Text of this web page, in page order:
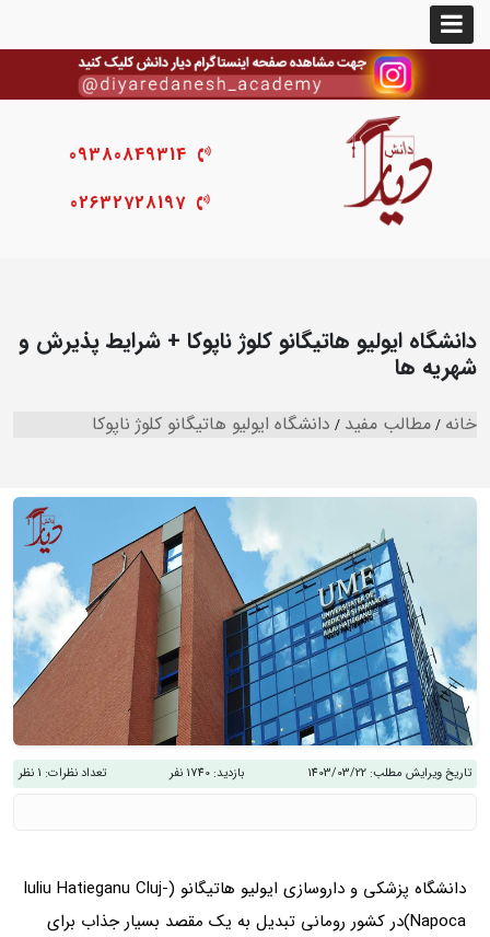
09380849314
02632728197
دانشگاه ایولیو هاتیگانو کلوژ ناپوکا + شرایط پذیرش و
شهریه ها
خانه مطالب مفید دانشگاه ایولیو هاتیگانو کلوژ ناپوکا
تاریخ ویرایش مطلب: 1403/03/22 بازدید: 1740 نفر تعداد نظرات: 1 نظر
دانشگاه پزشکی و داروسازی ایولیو هاتیگانو (Iuliu Hatieganu Cluj-
Napoca)در کشور رومانی تبدیل به یک مقصد بسیار جذاب برای